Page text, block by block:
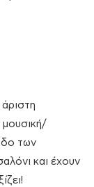
άριστη
μουσική/
των
και έχουν